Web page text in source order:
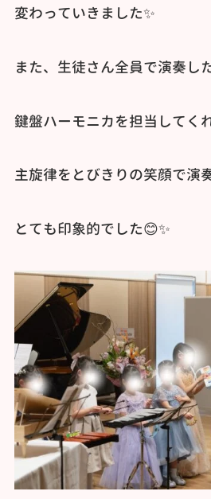
変わっていきました✨️
また、生徒さん全員で演奏し
鍵盤ハーモニカを担当してくれ
主旋律をとびきりの笑顔で演
とても印象的でした😊✨️